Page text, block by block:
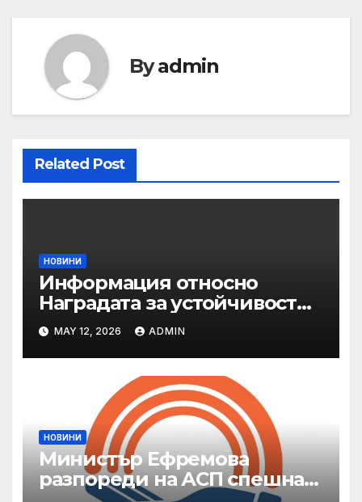
Byadmin
Related Post
НОВИНИ
Информация относно
Наградата за устойчивост
на ОАЕ „Зайед“
MAY 12, 2026 ADMIN
НОВИНИ
Министър Ефремова
разпореди на АСП спешна